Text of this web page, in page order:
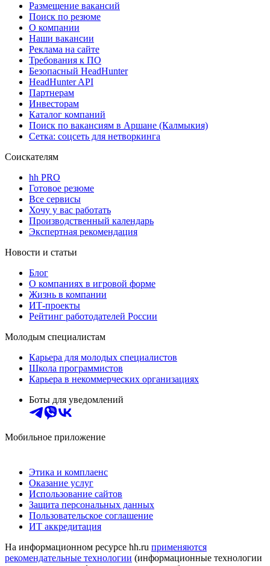
Размещение вакансий
Поиск по резюме
О компании
Наши вакансии
Реклама на сайте
Требования к ПО
Безопасный HeadHunter
HeadHunter API
Партнерам
Инвесторам
Каталог компаний
Поиск по вакансиям в Аршане (Калмыкия)
Сетка: соцсеть для нетворкинга
Соискателям
hh PRO
Готовое резюме
Все сервисы
Хочу у вас работать
Производственный календарь
Экспертная рекомендация
Новости и статьи
Блог
О компаниях в игровой форме
Жизнь в компании
ИТ-проекты
Рейтинг работодателей России
Молодым специалистам
Карьера для молодых специалистов
Школа программистов
Карьера в некоммерческих организациях
Боты для уведомлений
Мобильное приложение
Этика и комплаенс
Оказание услуг
Использование сайтов
Защита персональных данных
Пользовательское соглашение
ИТ аккредитация
На информационном ресурсе hh.ru применяются
рекомендательные технологии (информационные технологии